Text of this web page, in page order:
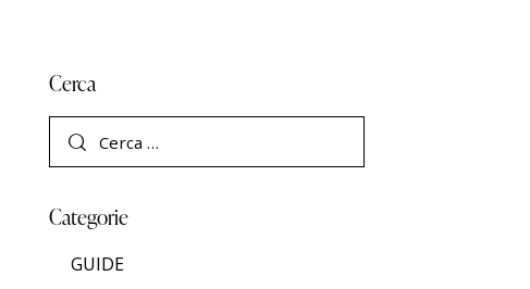
Cerca
Categorie
GUIDE